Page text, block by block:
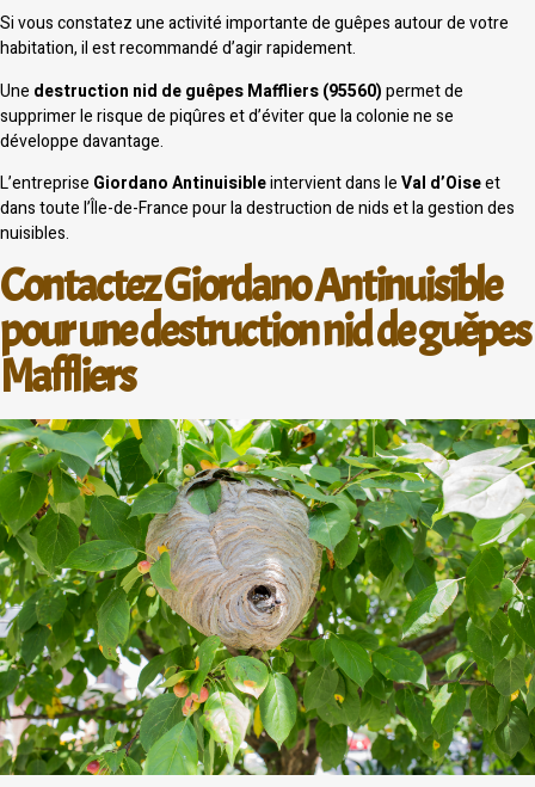
Si vous constatez une activité importante de guêpes autour de votre
habitation, il est recommandé d’agir rapidement.
Une destruction nid de guêpes Maffliers (95560)permet de
supprimer le risque de piqûres et d’éviter que la colonie ne se
développe davantage.
L’entreprise Giordano Antinuisibleintervient dans leVal d’Oiseet
dans toute l’Île-de-France pour la destruction de nids et la gestion des
nuisibles.
Contactez Giordano Antinuisible
pour une destruction nid de guêpes
Maffliers